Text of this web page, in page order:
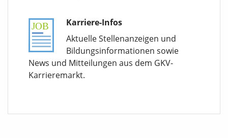
Karriere-Infos
Aktuelle Stellenanzeigen und
Bildungsinformationen sowie
News und Mitteilungen aus dem GKV-
Karrieremarkt.